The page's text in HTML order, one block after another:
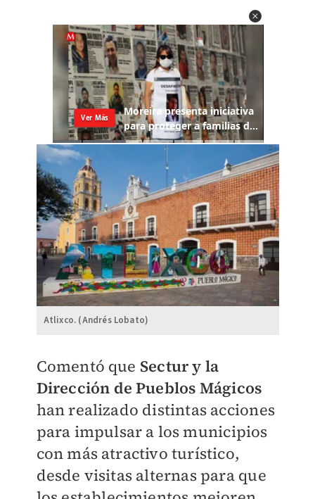
Atlixco. (Andrés Lobato)
Comentó que Sectur y la
Dirección de Pueblos Mágicos
han realizado distintas acciones
para impulsar a los municipios
con más atractivo turístico,
desde visitas alternas para que